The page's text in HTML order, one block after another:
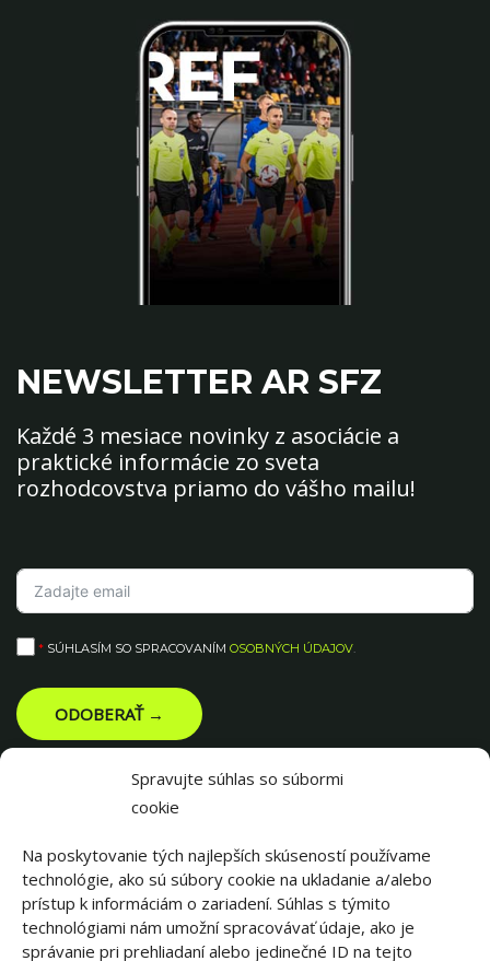
Spravujte súhlas so súbormi
cookie
Na poskytovanie tých najlepších skúseností používame
technológie, ako sú súbory cookie na ukladanie a/alebo
prístup k informáciám o zariadení. Súhlas s týmito
technológiami nám umožní spracovávať údaje, ako je
správanie pri prehliadaní alebo jedinečné ID na tejto
NEWSLETTER AR SFZ
Každé 3 mesiace novinky z asociácie a
praktické informácie zo sveta
rozhodcovstva priamo do vášho mailu!
* SÚHLASÍM SO SPRACOVANÍM OSOBNÝCH ÚDAJOV
ODOBERAŤ →